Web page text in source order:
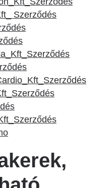
Szerződés